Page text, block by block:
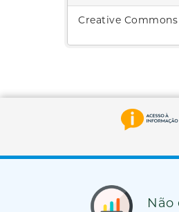
Creative Commons
Não